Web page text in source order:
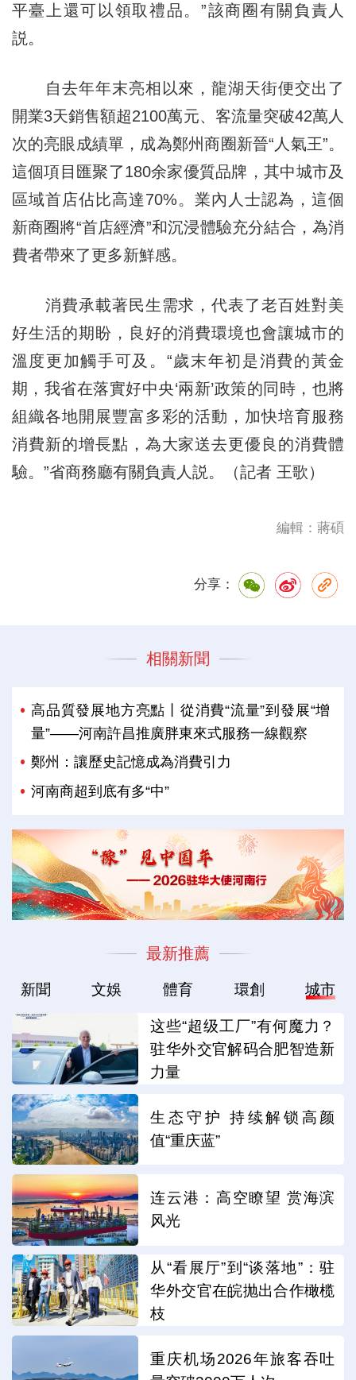
平臺上還可以領取禮品。”該商圈有關負責人
説。
自去年年末亮相以來，龍湖天街便交出了
開業3天銷售額超2100萬元、客流量突破42萬人
次的亮眼成績單，成為鄭州商圈新晉“人氣王”。
這個項目匯聚了180余家優質品牌，其中城市及
區域首店佔比高達70%。業內人士認為，這個
新商圈將“首店經濟”和沉浸體驗充分結合，為消
費者帶來了更多新鮮感。
消費承載著民生需求，代表了老百姓對美
好生活的期盼，良好的消費環境也會讓城市的
溫度更加觸手可及。“歲末年初是消費的黃金
期，我省在落實好中央‘兩新’政策的同時，也將
組織各地開展豐富多彩的活動，加快培育服務
消費新的增長點，為大家送去更優良的消費體
驗。”省商務廳有關負責人説。（記者 王歌）
編輯：蔣碩
分享：
相關新聞
高品質發展地方亮點丨從消費“流量”到發展“增
量”——河南許昌推廣胖東來式服務一線觀察
鄭州：讓歷史記憶成為消費引力
河南商超到底有多“中”
最新推薦
新聞 文娛 體育 環創 城市
这些“超级工厂”有何魔力？
驻华外交官解码合肥智造新
力量
生态守护 持续解锁高颜
值“重庆蓝”
连云港：高空瞭望 赏海滨
风光
从“看展厅”到“谈落地”：驻
华外交官在皖抛出合作橄榄
枝
重庆机场2026年旅客吞吐